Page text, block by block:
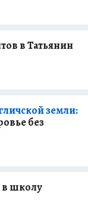
в Татьянин
земли:
без
в школу